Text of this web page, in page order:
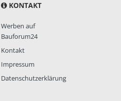
KONTAKT
Werben auf
Bauforum24
Kontakt
Impressum
Datenschutzerklärung